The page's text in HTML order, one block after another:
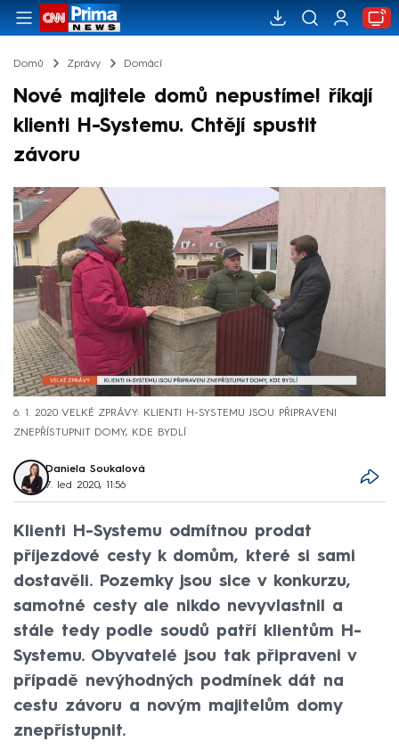
Domů Zprávy Domácí
Nové majitele domů nepustíme! říkají
klienti H-Systemu. Chtějí spustit
závoru
6. 1. 2020 VELKÉ ZPRÁVY: KLIENTI H-SYSTEMU JSOU PŘIPRAVENI
ZNEPŘÍSTUPNIT DOMY, KDE BYDLÍ
Daniela Soukalová
7. led 2020, 11:56
Klienti H-Systemu odmítnou prodat
příjezdové cesty k domům, které si sami
dostavěli. Pozemky jsou sice v konkurzu,
samotné cesty ale nikdo nevyvlastnil a
stále tedy podle soudů patří klientům H-
Systemu. Obyvatelé jsou tak připraveni v
případě nevýhodných podmínek dát na
cestu závoru a novým majitelům domy
znepřístupnit.